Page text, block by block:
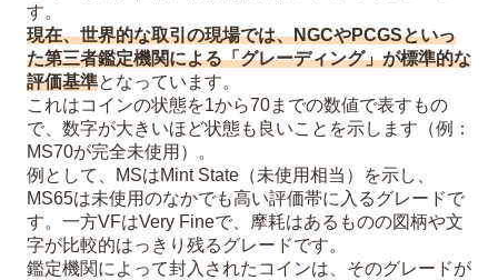
す。
現在、世界的な取引の現場では、NGCやPCGSといっ
た第三者鑑定機関による「グレーディング」が標準的な
評価基準となっています。
これはコインの状態を1から70までの数値で表すもの
で、数字が大きいほど状態も良いことを示します（例：
MS70が完全未使用）。
例として、MSはMint State（未使用相当）を示し、
MS65は未使用のなかでも高い評価帯に入るグレードで
す。一方VFはVery Fineで、摩耗はあるものの図柄や文
字が比較的はっきり残るグレードです。
鑑定機関によって封入されたコインは、そのグレードが